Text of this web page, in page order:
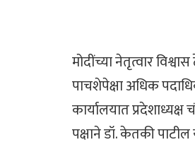
मोदींच्या नेतृत्वार
पाचशेपेक्षा अधिक
कार्यालयात
पक्षाने डॉ. केतकी पाटील